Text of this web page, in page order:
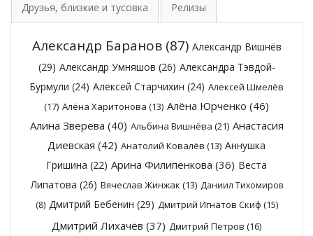
Друзья, близкие и тусовка Релизы
Александр Баранов(87) Александр Вишнёв
(29) Александр Умняшов (26) Александра Тэвдой-
Бурмули (24) Алексей Старчихин (24) Алексей Шмелёв
(17) Алёна Харитонова (13) Алёна Юрченко (46)
Алина Зверева (40) Альбина Вишнёва (21) Анастасия
Диевская (42) Анатолий Ковалёв (13) Аннушка
Гришина (22) Арина Филипенкова (36) Веста
Липатова (26) Вячеслав Жинжак (13) Даниил Тихомиров
(8) Дмитрий Бебенин (29) Дмитрий Игнатов Скиф (15)
Дмитрий Лихачёв (37) Дмитрий Петров (16)